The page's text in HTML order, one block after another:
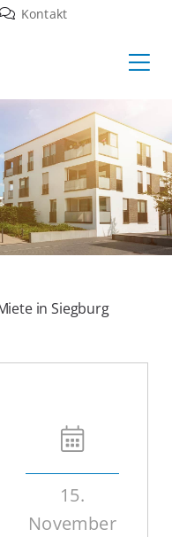
Kontakt
in Siegburg
15.
November